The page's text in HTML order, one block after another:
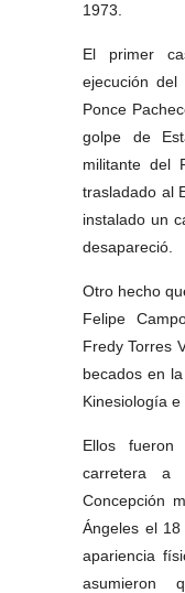
1973.
El primer
ejecución del
Ponce
golpe de
militante del
trasladado al
instalado un
desapareció.
Otro hecho
Felipe
Fredy Torres
becados en
Kinesiología
Ellos
carretera
Concepción
Ángeles el
apariencia
asumieron